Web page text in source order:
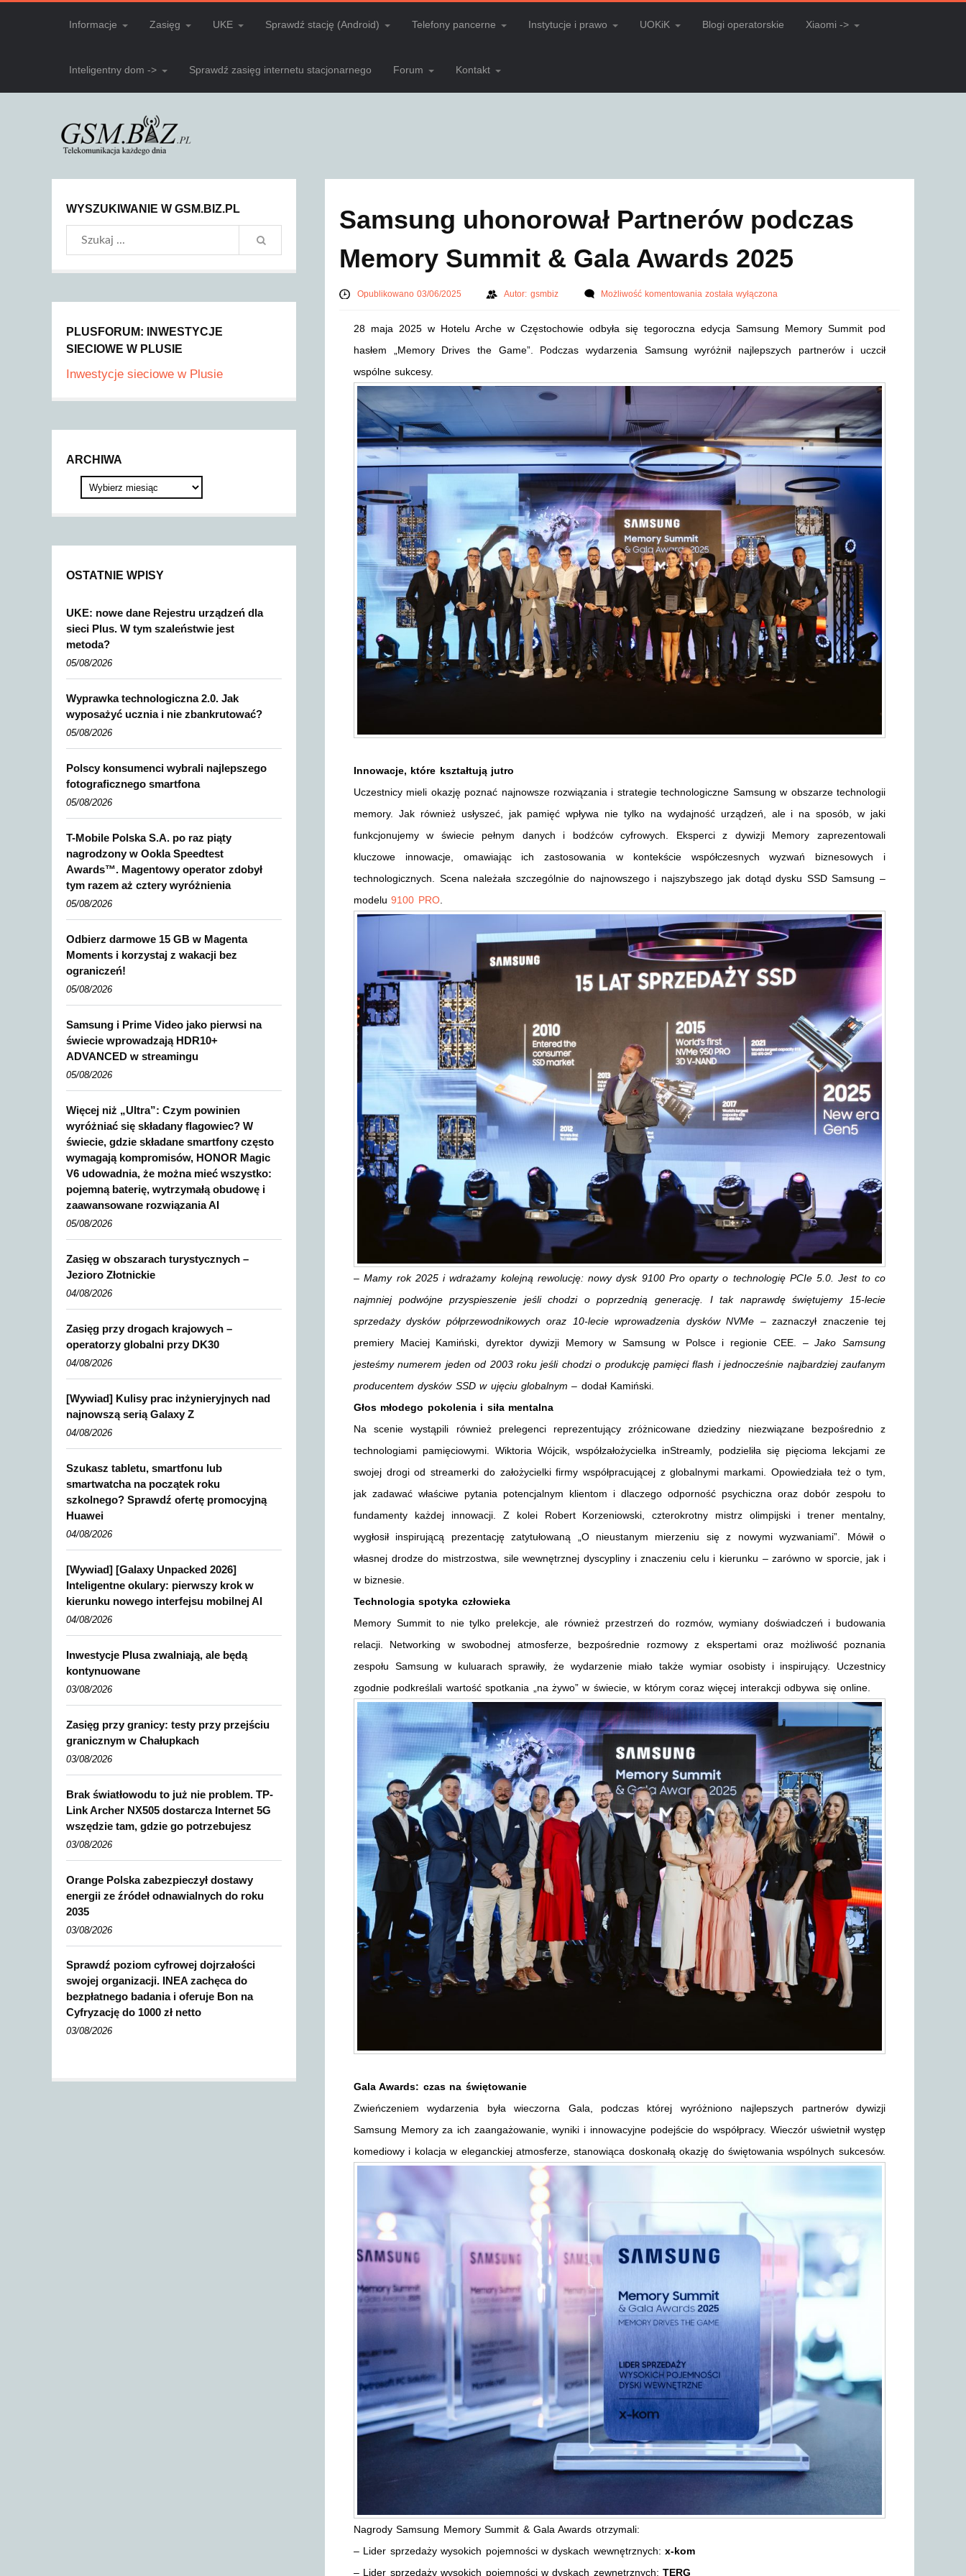
Informacje Zasięg UKE Sprawdź stację (Android) Telefony pancerne Instytucje i prawo UOKiK Blogi operatorskie Xiaomi ->
Inteligentny dom -> Sprawdź zasięg internetu stacjonarnego Forum Kontakt
Samsung uhonorował Partnerów podczas
Memory Summit & Gala Awards 2025
Opublikowano 03/06/2025 Autor: gsmbiz Możliwość komentowaniazostała wyłączona
28 maja 2025 w Hotelu Arche w Częstochowie odbyła się tegoroczna edycja Samsung Memory Summit pod
hasłem „Memory Drives the Game”. Podczas wydarzenia Samsung wyróżnił najlepszych partnerów i uczcił
wspólne sukcesy.
Innowacje, które kształtują jutro
Uczestnicy mieli okazję poznać najnowsze rozwiązania i strategie technologiczne Samsung w obszarze technologii
memory. Jak również usłyszeć, jak pamięć wpływa nie tylko na wydajność urządzeń, ale i na sposób, w jaki
funkcjonujemy w świecie pełnym danych i bodźców cyfrowych. Eksperci z dywizji Memory zaprezentowali
kluczowe innowacje, omawiając ich zastosowania w kontekście współczesnych wyzwań biznesowych i
technologicznych. Scena należała szczególnie do najnowszego i najszybszego jak dotąd dysku SSD Samsung –
modelu9100 PRO.
–Mamy rok 2025 i wdrażamy kolejną rewolucję: nowy dysk 9100 Pro oparty o technologię PCIe 5.0. Jest to co
najmniej podwójne przyspieszenie jeśli chodzi o poprzednią generację. I tak naprawdę świętujemy 15-lecie
sprzedaży dysków półprzewodnikowych oraz 10-lecie wprowadzenia dysków NVMe – zaznaczył znaczenie tej
premiery Maciej Kamiński, dyrektor dywizji Memory w Samsung w Polsce i regionie CEE. –Jako Samsung
jesteśmy numerem jeden od 2003 roku jeśli chodzi o produkcję pamięci flash i jednocześnie najbardziej zaufanym
producentem dysków SSD w ujęciu globalnym – dodał Kamiński.
Głos młodego pokolenia i siła mentalna
Na scenie wystąpili również prelegenci reprezentujący zróżnicowane dziedziny niezwiązane bezpośrednio z
technologiami pamięciowymi. Wiktoria Wójcik, współzałożycielka inStreamly, podzieliła się pięcioma lekcjami ze
swojej drogi od streamerki do założycielki firmy współpracującej z globalnymi markami. Opowiedziała też o tym,
jak zadawać właściwe pytania potencjalnym klientom i dlaczego odporność psychiczna oraz dobór zespołu to
fundamenty każdej innowacji. Z kolei Robert Korzeniowski, czterokrotny mistrz olimpijski i trener mentalny,
wygłosił inspirującą prezentację zatytułowaną „O nieustanym mierzeniu się z nowymi wyzwaniami”. Mówił o
własnej drodze do mistrzostwa, sile wewnętrznej dyscypliny i znaczeniu celu i kierunku – zarówno w sporcie, jak i
w biznesie.
Technologia spotyka człowieka
Memory Summit to nie tylko prelekcje, ale również przestrzeń do rozmów, wymiany doświadczeń i budowania
relacji. Networking w swobodnej atmosferze, bezpośrednie rozmowy z ekspertami oraz możliwość poznania
zespołu Samsung w kuluarach sprawiły, że wydarzenie miało także wymiar osobisty i inspirujący. Uczestnicy
zgodnie podkreślali wartość spotkania „na żywo” w świecie, w którym coraz więcej interakcji odbywa się online.
Gala Awards: czas na świętowanie
Zwieńczeniem wydarzenia była wieczorna Gala, podczas której wyróżniono najlepszych partnerów dywizji
Samsung Memory za ich zaangażowanie, wyniki i innowacyjne podejście do współpracy. Wieczór uświetnił występ
komediowy i kolacja w eleganckiej atmosferze, stanowiąca doskonałą okazję do świętowania wspólnych sukcesów.
Nagrody Samsung Memory Summit & Gala Awards otrzymali:
– Lider sprzedaży wysokich pojemności w dyskach wewnętrznych:x-kom
– Lider sprzedaży wysokich pojemności w dyskach zewnętrznych:TERG
WYSZUKIWANIE W GSM.BIZ.PL
PLUSFORUM: INWESTYCJE
SIECIOWE W PLUSIE
Inwestycje sieciowe w Plusie
ARCHIWA
OSTATNIE WPISY
UKE: nowe dane Rejestru urządzeń dla
sieci Plus. W tym szaleństwie jest
metoda?
05/08/2026
Wyprawka technologiczna 2.0. Jak
wyposażyć ucznia i nie zbankrutować?
05/08/2026
Polscy konsumenci wybrali najlepszego
fotograficznego smartfona
05/08/2026
T-Mobile Polska S.A. po raz piąty
nagrodzony w Ookla Speedtest
Awards™. Magentowy operator zdobył
tym razem aż cztery wyróżnienia
05/08/2026
Odbierz darmowe 15 GB w Magenta
Moments i korzystaj z wakacji bez
ograniczeń!
05/08/2026
Samsung i Prime Video jako pierwsi na
świecie wprowadzają HDR10+
ADVANCED w streamingu
05/08/2026
Więcej niż „Ultra”: Czym powinien
wyróżniać się składany flagowiec? W
świecie, gdzie składane smartfony często
wymagają kompromisów, HONOR Magic
V6 udowadnia, że można mieć wszystko:
pojemną baterię, wytrzymałą obudowę i
zaawansowane rozwiązania AI
05/08/2026
Zasięg w obszarach turystycznych –
Jezioro Złotnickie
04/08/2026
Zasięg przy drogach krajowych –
operatorzy globalni przy DK30
04/08/2026
[Wywiad] Kulisy prac inżynieryjnych nad
najnowszą serią Galaxy Z
04/08/2026
Szukasz tabletu, smartfonu lub
smartwatcha na początek roku
szkolnego? Sprawdź ofertę promocyjną
Huawei
04/08/2026
[Wywiad] [Galaxy Unpacked 2026]
Inteligentne okulary: pierwszy krok w
kierunku nowego interfejsu mobilnej AI
04/08/2026
Inwestycje Plusa zwalniają, ale będą
kontynuowane
03/08/2026
Zasięg przy granicy: testy przy przejściu
granicznym w Chałupkach
03/08/2026
Brak światłowodu to już nie problem. TP-
Link Archer NX505 dostarcza Internet 5G
wszędzie tam, gdzie go potrzebujesz
03/08/2026
Orange Polska zabezpieczył dostawy
energii ze źródeł odnawialnych do roku
2035
03/08/2026
Sprawdź poziom cyfrowej dojrzałości
swojej organizacji. INEA zachęca do
bezpłatnego badania i oferuje Bon na
Cyfryzację do 1000 zł netto
03/08/2026